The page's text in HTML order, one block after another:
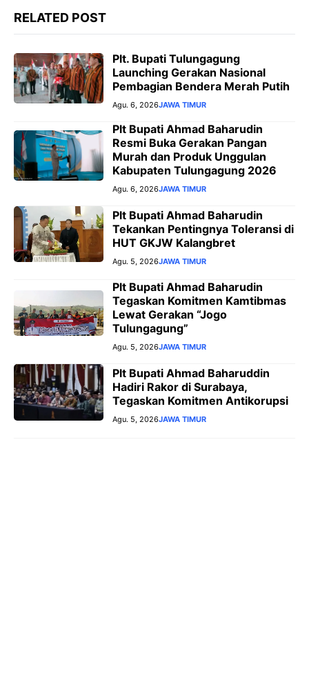
RELATED POST
Plt. Bupati Tulungagung
Launching Gerakan Nasional
Pembagian Bendera Merah Putih
Agu. 6, 2026JAWA TIMUR
Plt Bupati Ahmad Baharudin
Resmi Buka Gerakan Pangan
Murah dan Produk Unggulan
Kabupaten Tulungagung 2026
Agu. 6, 2026JAWA TIMUR
Plt Bupati Ahmad Baharudin
Tekankan Pentingnya Toleransi di
HUT GKJW Kalangbret
Agu. 5, 2026JAWA TIMUR
Plt Bupati Ahmad Baharudin
Tegaskan Komitmen Kamtibmas
Lewat Gerakan “Jogo
Tulungagung”
Agu. 5, 2026JAWA TIMUR
Plt Bupati Ahmad Baharuddin
Hadiri Rakor di Surabaya,
Tegaskan Komitmen Antikorupsi
Agu. 5, 2026JAWA TIMUR